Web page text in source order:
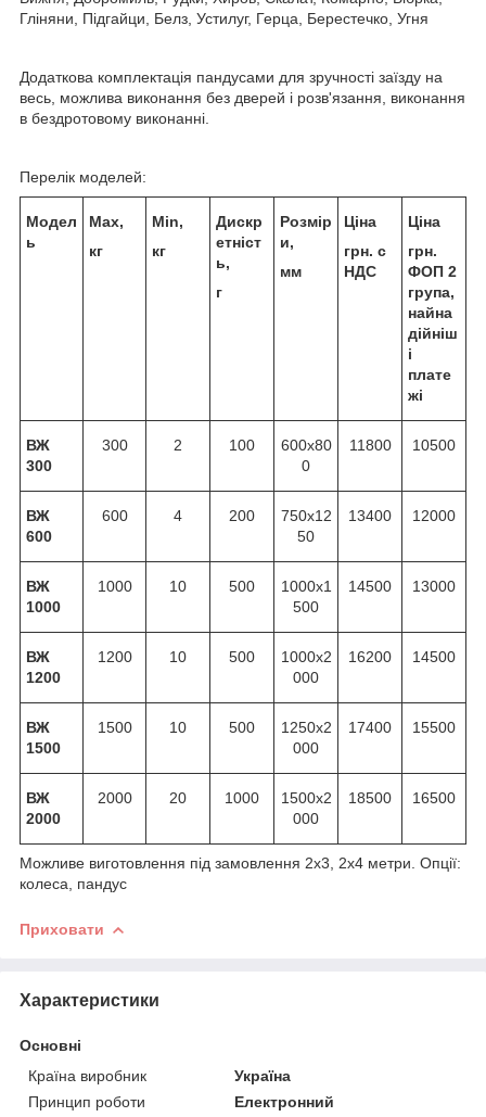
Гліняни, Підгайци, Белз, Устилуг, Герца, Берестечко, Угня
Додаткова комплектація пандусами для зручності заїзду на
весь, можлива виконання без дверей і розв'язання, виконання
в бездротовому виконанні.
Перелік моделей:
Модел
ь
Max,
кг
Min,
кг
Дискр
етніст
ь,
г
Розмір
и,
мм
Ціна
грн. с
НДС
Ціна
грн.
ФОП 2
група,
найна
дійніш
і
плате
жі
ВЖ
300
300 2 100
600х80
0
11800 10500
ВЖ
600
600 4 200
750х12
50
13400 12000
ВЖ
1000
1000 10 500
1000х1
500
14500 13000
ВЖ
1200
1200 10 500
1000х2
000
16200 14500
ВЖ
1500
1500 10 500
1250х2
000
17400 15500
ВЖ
2000
2000 20 1000
1500х2
000
18500 16500
Можливе виготовлення під замовлення 2х3, 2х4 метри. Опції:
колеса, пандус
Приховати
Характеристики
Основні
Країна виробник
Україна
Принцип роботи
Електронний